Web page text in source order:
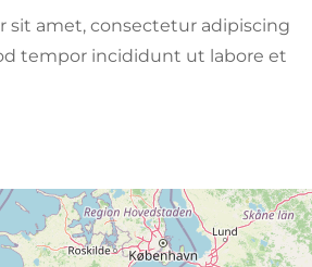
sit amet, consectetur adipiscing
tempor incididunt ut labore et